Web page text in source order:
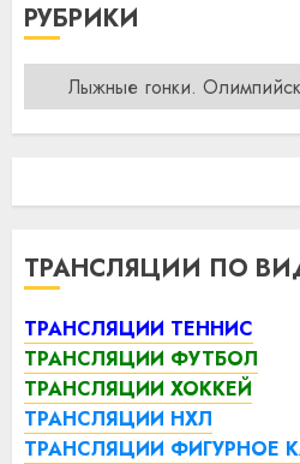
РУБРИКИ
Рубрики
ТРАНСЛЯЦИИ ПО
ТРАНСЛЯЦИИ ТЕННИС
ТРАНСЛЯЦИИ ФУТБОЛ
ТРАНСЛЯЦИИ ХОККЕЙ
ТРАНСЛЯЦИИ НХЛ
ТРАНСЛЯЦИИ ФИГУРНОЕ